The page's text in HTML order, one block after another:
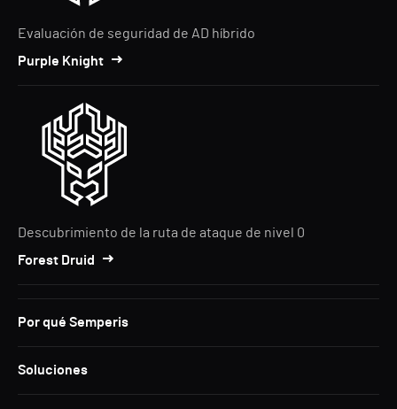
Evaluación de seguridad de AD híbrido
Purple Knight
Descubrimiento de la ruta de ataque de nivel 0
Forest Druid
Por qué Semperis
Soluciones